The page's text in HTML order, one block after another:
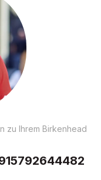
zu Ihrem Birkenhead